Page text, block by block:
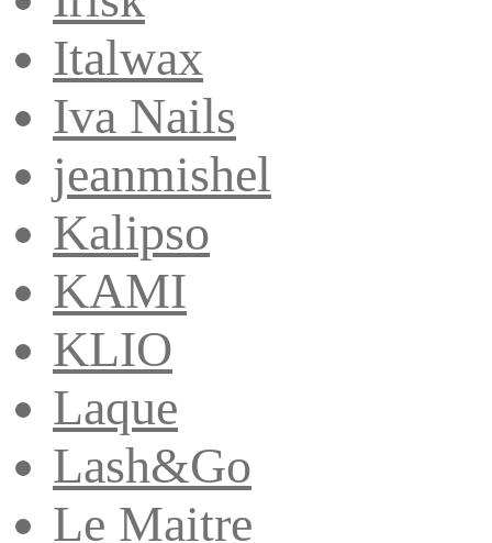
Italwax
Iva Nails
jeanmishel
Kalipso
KAMI
KLIO
Laque
Lash&Go
Le Maitre